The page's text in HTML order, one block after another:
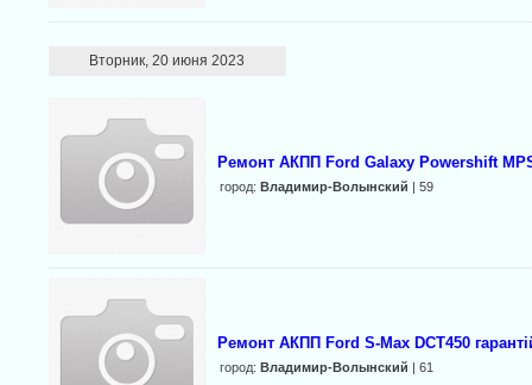
Вторник, 20 июня 2023
Ремонт АКПП Ford Galaxy Powershift
город: Владимир-Волынский | 59
Ремонт АКПП Ford S-Max DCT450
город: Владимир-Волынский | 61